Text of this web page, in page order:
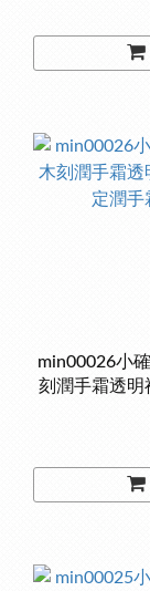
min00026小
刻潤手霜透明